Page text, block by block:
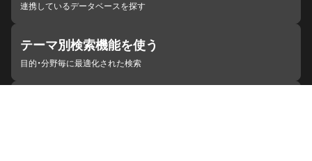
連携しているデータベースを探す
テーマ別検索機能を使う
目的・分野毎に最適化された検索